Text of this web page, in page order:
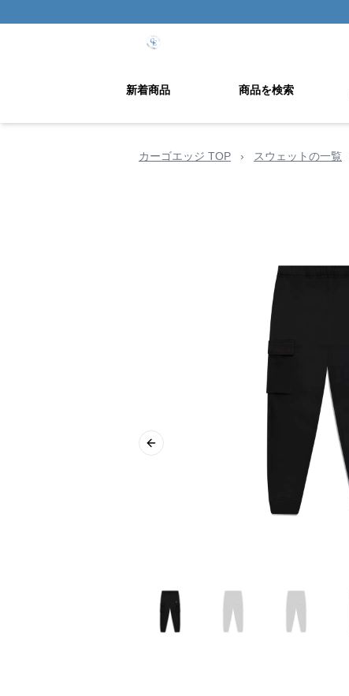
新着商品 商品を検索
カーゴエッジ TOP › スウェットの一覧
Previous slide